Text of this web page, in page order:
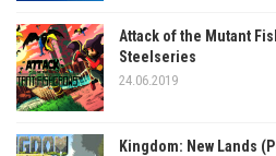
Attack of the Mutant
Steelseries
24.06.2019
Kingdom: New Lands